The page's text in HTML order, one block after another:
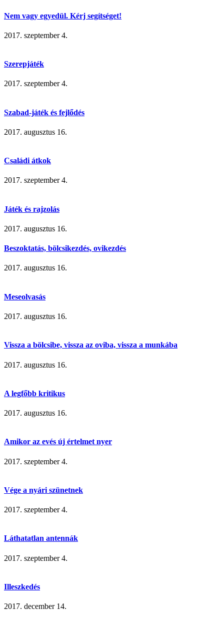
Nem vagy egyedül. Kérj segítséget!
2017. szeptember 4.
Szerepjáték
2017. szeptember 4.
Szabad-játék és fejlődés
2017. augusztus 16.
Családi átkok
2017. szeptember 4.
Játék és rajzolás
2017. augusztus 16.
Beszoktatás, bölcsikezdés, ovikezdés
2017. augusztus 16.
Meseolvasás
2017. augusztus 16.
Vissza a bölcsibe, vissza az oviba, vissza a munkába
2017. augusztus 16.
A legfőbb kritikus
2017. augusztus 16.
Amikor az evés új értelmet nyer
2017. szeptember 4.
Vége a nyári szünetnek
2017. szeptember 4.
Láthatatlan antennák
2017. szeptember 4.
Illeszkedés
2017. december 14.